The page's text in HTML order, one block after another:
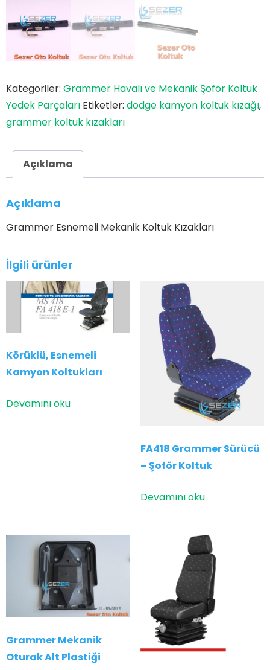
Kategoriler: Grammer Havalı ve Mekanik Şoför Koltuk
Yedek Parçaları Etiketler: dodge kamyon koltuk kızağı,
grammer koltuk kızakları
Açıklama
Açıklama
Grammer Esnemeli Mekanik Koltuk Kızakları
İlgili ürünler
Körüklü, Esnemeli
Kamyon Koltukları
Devamını oku
FA418 Grammer Sürücü
– Şoför Koltuk
Devamını oku
Grammer Mekanik
Oturak Alt Plastiği